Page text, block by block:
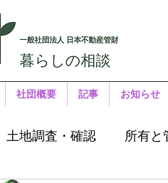
社団概要 記事 お知らせ
土地調査・確認 所有と